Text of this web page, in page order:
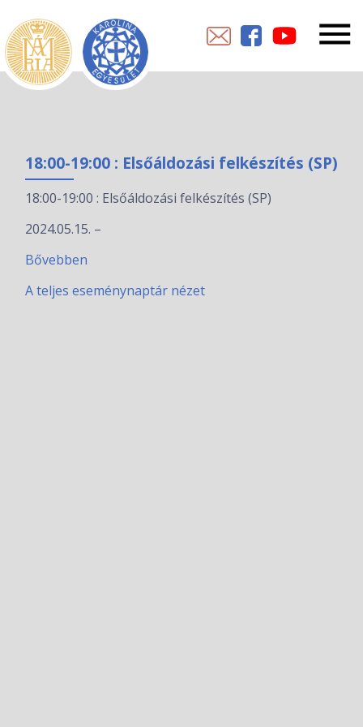
18:00-19:00 : Elsőáldozási felkészítés (SP)
18:00-19:00 : Elsőáldozási felkészítés (SP)
2024.05.15. –
Bővebben
A teljes eseménynaptár nézet